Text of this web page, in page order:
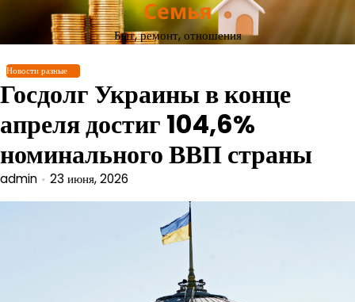
Перейти
содержимому
Семья
Быт, ремонт, отношения
Новости разные
Госдолг Украины в конце
апреля достиг 104,6%
номинального ВВП страны
admin 23 июня, 2026